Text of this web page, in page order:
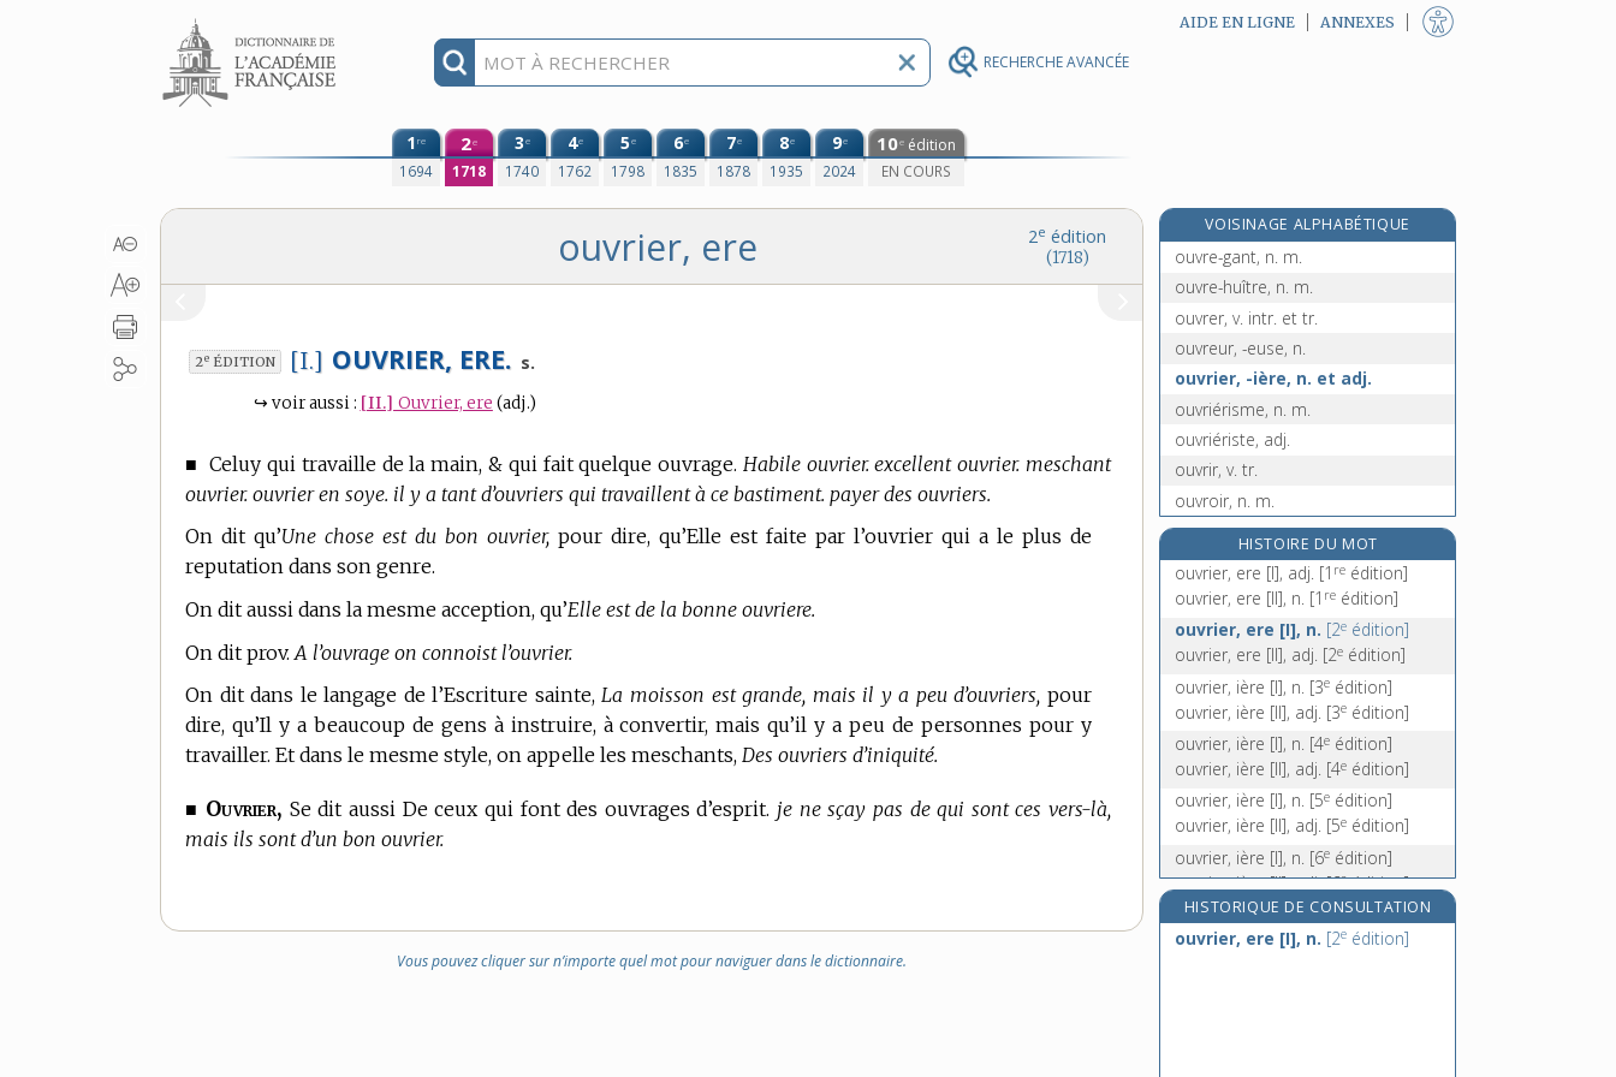
RECHERCHE AVANCÉE
Aller au contenu AIDE EN LIGNE ANNEXES
1re
1694
2e
1718
3e
1740
4e
1762
5e
1798
6e
1835
7e
1878
8e
1935
9e
2024
10e édition
EN COURS
2e édition
(1718)
ouvrier, ere
2e ÉDITION [I.] OUVRIER, ERE. s.
↪ voir aussi : [II.] Ouvrier, ere (adj.)
■Celuy qui travaille de la main, & qui fait quelque ouvrage. Habile ouvrier. excellent ouvrier. meschant
ouvrier. ouvrier en soye. il y a tant d’ouvriers qui travaillent à ce bastiment. payer des ouvriers.
On dit qu’Une chose est du bon ouvrier, pour dire, qu’Elle est faite par l’ouvrier qui a le plus de
reputation dans son genre.
On dit aussi dans la mesme acception, qu’Elle est de la bonne ouvriere.
On dit prov. A l’ouvrage on connoist l’ouvrier.
On ditdans le langage de l’Escriture sainte,La moisson est grande, mais il y a peu d’ouvriers, pour
dire, qu’Il y a beaucoup de gens à instruire, à convertir, mais qu’il y a peu de personnes pour y
travailler. Et dans le mesme style, on appelle les meschants, Des ouvriers d’iniquité.
■ Ouvrier, Se dit aussi De ceux qui font des ouvrages d’esprit. je ne sçay pas de qui sont ces vers-là,
mais ils sont d’un bon ouvrier.
Vous pouvez cliquer sur n’importe quel mot pour naviguer dans le dictionnaire.
VOISINAGE ALPHABÉTIQUE
ouvre-bouteille, n. m.
ouvre-gant, n. m.
ouvre-huître, n. m.
ouvrer, v. intr. et tr.
ouvreur, -euse, n.
ouvrier, -ière, n. et adj.
ouvriérisme, n. m.
ouvriériste, adj.
ouvrir, v. tr.
ouvroir, n. m.
ouzbek, -èke, adj.
ouzo, n. m.
ov-, préf.
ovaire, n. m.
ovalaire, adj.
HISTOIRE DU MOT
ouvrier, ere [I], adj. [1 re édition]
ouvrier, ere [II], n. [1 re édition]
ouvrier, ere [I], n. [2e édition]
ouvrier, ere [II], adj. [2e édition]
ouvrier, ière [I], n. [3e édition]
ouvrier, ière [II], adj. [3e édition]
ouvrier, ière [I], n. [4e édition]
ouvrier, ière [II], adj. [4e édition]
ouvrier, ière [I], n. [5e édition]
ouvrier, ière [II], adj. [5e édition]
ouvrier, ière [I], n. [6e édition]
ouvrier, ière [II], adj.[6eédition]
ouvrier, ière [I], n. [7eédition]
ouvrier, ière [II], adj. [7e édition]
HISTORIQUE DE CONSULTATION
ouvrier, ere [I], n. [2e édition]